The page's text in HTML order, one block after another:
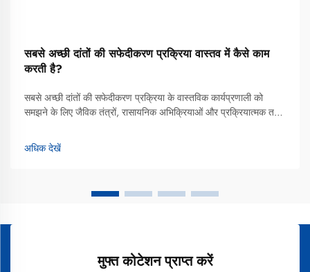
सबसे अच्छी दांतों की सफेदीकरण प्रक्रिया वास्तव में कैसे काम
करती है?
सबसे अच्छी दांतों की सफेदीकरण प्रक्रिया के वास्तविक कार्यप्रणाली को
समझने के लिए जैविक तंत्रों, रासायनिक अभिक्रियाओं और प्रक्रियात्मक तत्वों
बदल देते हैं। दांतों की सफेदीकरण प्रक्रिया आदिम... से विकसित हुई है
अधिक देखें
मुफ्त कोटेशन प्राप्त करें